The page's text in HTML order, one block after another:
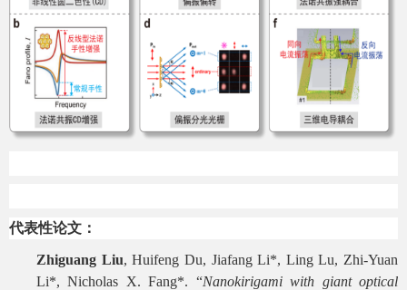
代表性论文：
Zhiguang Liu, Huifeng Du, Jiafang Li*, Ling Lu, Zhi-Yuan
Li*, Nicholas X. Fang*. “Nanokirigami with giant optical